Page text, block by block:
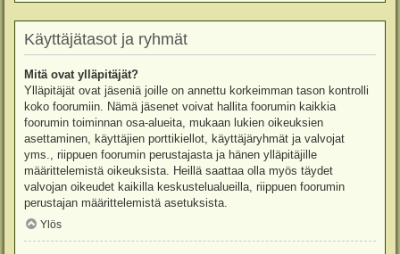
Käyttäjätasot ja ryhmät
Mitä ovat ylläpitäjät?
Ylläpitäjät ovat jäseniä joille on annettu korkeimman tason kontrolli
koko foorumiin. Nämä jäsenet voivat hallita foorumin kaikkia
foorumin toiminnan osa-alueita, mukaan lukien oikeuksien
asettaminen, käyttäjien porttikiellot, käyttäjäryhmät ja valvojat
yms., riippuen foorumin perustajasta ja hänen ylläpitäjille
määrittelemistä oikeuksista. Heillä saattaa olla myös täydet
valvojan oikeudet kaikilla keskustelualueilla, riippuen foorumin
perustajan määrittelemistä asetuksista.
Ylös